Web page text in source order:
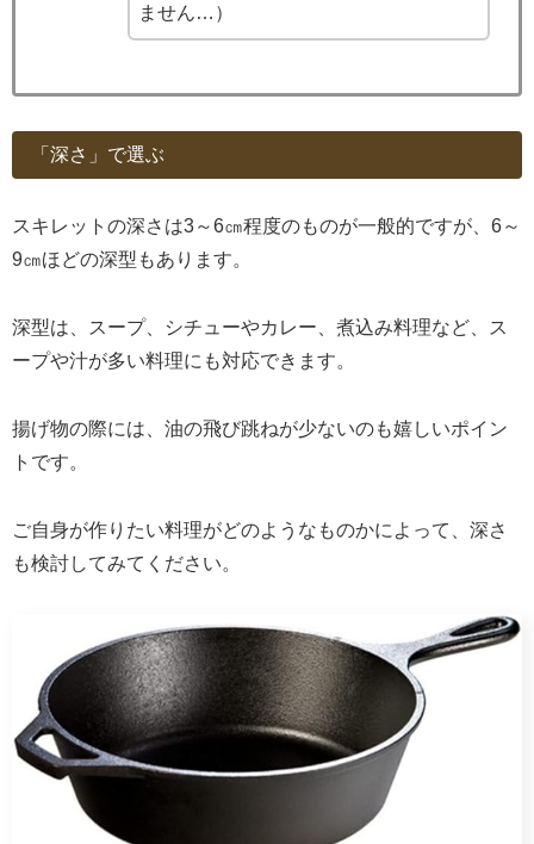
ません…）
「深さ」で選ぶ
スキレットの深さは3～6㎝程度のものが一般的ですが、6～
9㎝ほどの深型もあります。
深型は、スープ、シチューやカレー、煮込み料理など、ス
ープや汁が多い料理にも対応できます。
揚げ物の際には、油の飛び跳ねが少ないのも嬉しいポイン
トです。
ご自身が作りたい料理がどのようなものかによって、深さ
も検討してみてください。